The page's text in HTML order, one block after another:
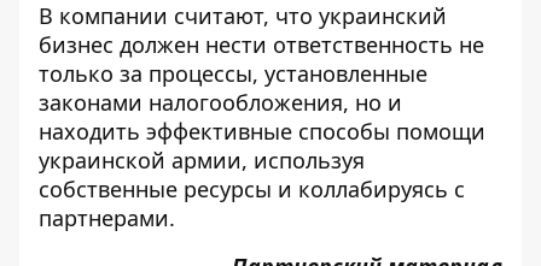
В компании считают, что украинский
бизнес должен нести ответственность не
только за процессы, установленные
законами налогообложения, но и
находить эффективные способы помощи
украинской армии, используя
собственные ресурсы и коллабируясь с
партнерами.